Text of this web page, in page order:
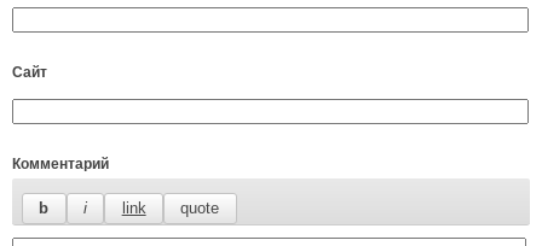
Сайт
Комментарий